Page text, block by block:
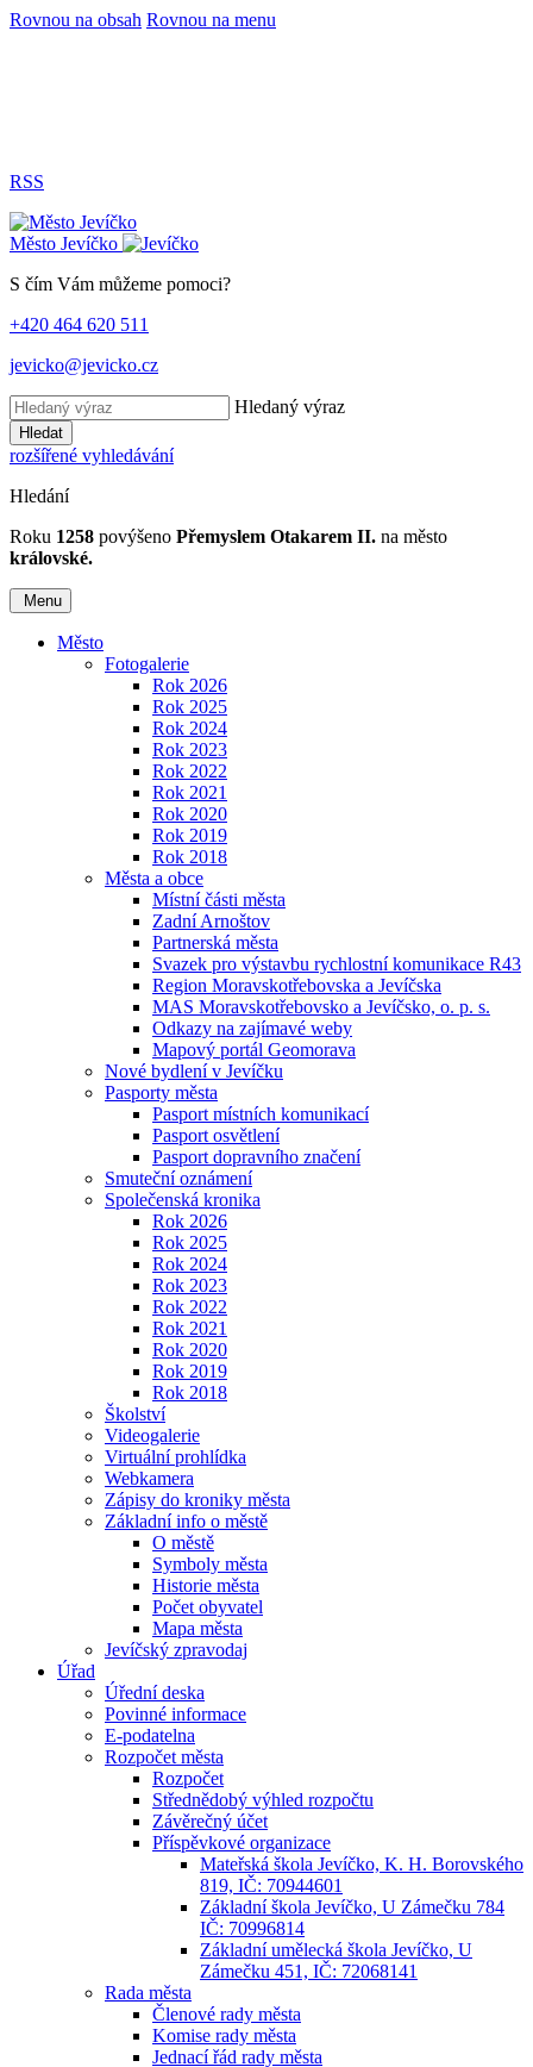
Rovnou na obsah Rovnou na menu
RSS
Město Jevíčko
S čím Vám můžeme pomoci?
+420 464 620 511
jevicko@jevicko.cz
Hledaný výraz
Hledat
rozšířené vyhledávání
Hledání
Roku 1258 povýšeno Přemyslem Otakarem II. na město
královské.
Menu
Město
Fotogalerie
Rok 2026
Rok 2025
Rok 2024
Rok 2023
Rok 2022
Rok 2021
Rok 2020
Rok 2019
Rok 2018
Města a obce
Místní části města
Zadní Arnoštov
Partnerská města
Svazek pro výstavbu rychlostní komunikace R43
Region Moravskotřebovska a Jevíčska
MAS Moravskotřebovsko a Jevíčsko, o. p. s.
Odkazy na zajímavé weby
Mapový portál Geomorava
Nové bydlení v Jevíčku
Pasporty města
Pasport místních komunikací
Pasport osvětlení
Pasport dopravního značení
Smuteční oznámení
Společenská kronika
Rok 2026
Rok 2025
Rok 2024
Rok 2023
Rok 2022
Rok 2021
Rok 2020
Rok 2019
Rok 2018
Školství
Videogalerie
Virtuální prohlídka
Webkamera
Zápisy do kroniky města
Základní info o městě
O městě
Symboly města
Historie města
Počet obyvatel
Mapa města
Jevíčský zpravodaj
Úřad
Úřední deska
Povinné informace
E-podatelna
Rozpočet města
Rozpočet
Střednědobý výhled rozpočtu
Závěrečný účet
Příspěvkové organizace
Mateřská škola Jevíčko, K. H. Borovského
819, IČ: 70944601
Základní škola Jevíčko, U Zámečku 784
IČ: 70996814
Základní umělecká škola Jevíčko, U
Zámečku 451, IČ: 72068141
Rada města
Členové rady města
Komise rady města
Jednací řád rady města